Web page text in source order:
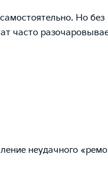
Но без
часто
неудачного